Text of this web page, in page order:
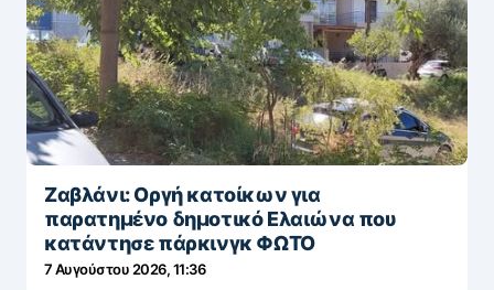
Ζαβλάνι: Οργή κατοίκων για
παρατημένο δημοτικό Ελαιώνα που
κατάντησε πάρκινγκ ΦΩΤΟ
7 Αυγούστου 2026, 11:36